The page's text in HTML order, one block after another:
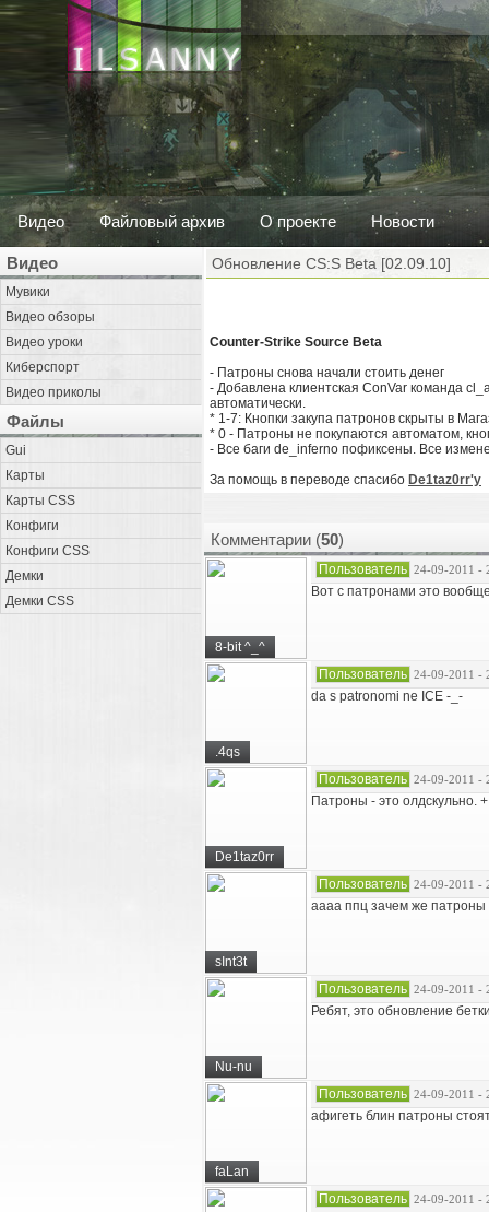
Видео Файловый архив О проекте Новости
Видео
Мувики
Видео обзоры
Видео уроки
Киберспорт
Видео приколы
Файлы
Gui
Карты
Карты CSS
Конфиги
Конфиги CSS
Демки
Демки CSS
Обновление CS:S Beta [02.09.10]
Counter-Strike Source Beta
- Патроны снова начали стоить денег
- Добавлена клиентская ConVar команда
автоматически.
* 1-7: Кнопки закупа патронов скрыты в
* 0 - Патроны не покупаются автоматом,
- Все баги de_inferno пофиксены. Все
За помощь в переводе спасибо De1taz0rr'у
Комментарии (50)
8-bit ^_^
Пользователь 24-09-2011 -
Вот с патронами это
.4qs
Пользователь 24-09-2011 -
da s patronomi ne ICE -_-
De1taz0rr
Пользователь 24-09-2011 -
Патроны - это олдскульно.
sInt3t
Пользователь 24-09-2011 -
аааа ппц зачем же патроны
Nu-nu
Пользователь 24-09-2011 -
Ребят, это обновление
faLan
Пользователь 24-09-2011 -
афигеть блин патроны
Пользователь 24-09-2011 -